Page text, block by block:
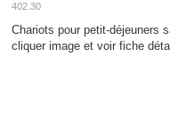
402.30
Chariots pour petit-déjeuners
cliquer image et voir fiche